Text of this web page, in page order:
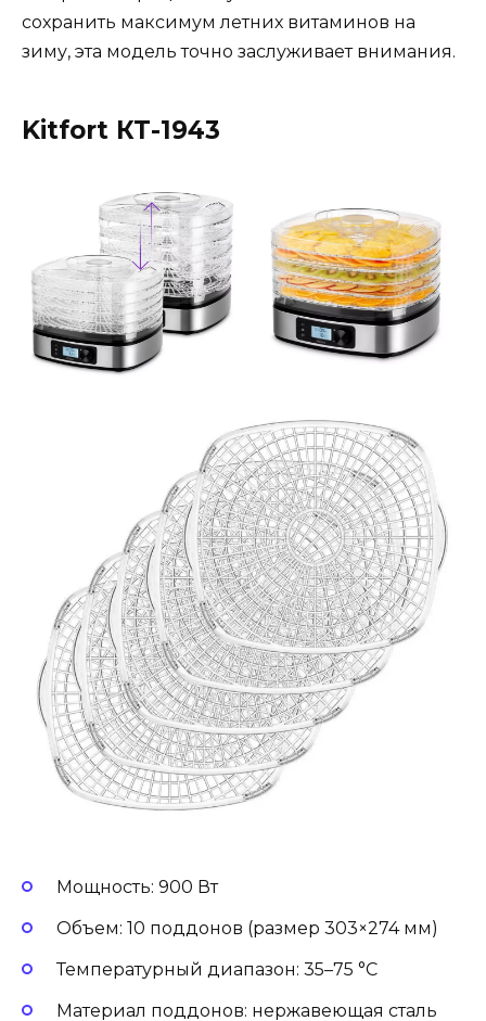
сохранить максимум летних витаминов на
зиму, эта модель точно заслуживает внимания​.
Kitfort КТ-1943
Мощность: 900 Вт
Объем: 10 поддонов (размер 303×274 мм)
Температурный диапазон: 35–75 °C
Материал поддонов: нержавеющая сталь